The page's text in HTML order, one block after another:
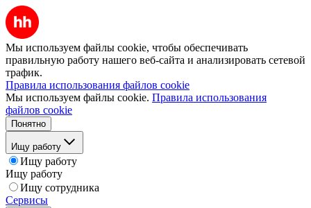
Мы используем файлы cookie, чтобы обеспечивать
правильную работу нашего веб-сайта и анализировать сетевой
трафик.
Правила использования файлов cookie
Мы используем файлы cookie. Правила использования
файлов cookie
Понятно
Ищу работу
Ищу работу
Ищу работу
Ищу сотрудника
Сервисы